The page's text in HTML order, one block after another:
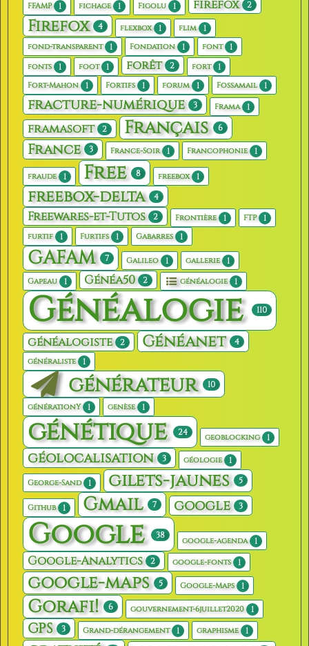
FFAMP 1 fichage 1 Figolu 1 firefox 2
Firefox 4 flexbox 1 flim 1
fond-transparent 1 Fondation 1 font 1
fonts 1 foot 1 forêt 2 fort 1
Fort-Mahon 1 Fortifs 1 forum 1 Fossamail 1
fracture-numérique 3 Frama 1
framasoft 2 Français 6
France 3 France-Soir 1 Francophonie 1
fraude 1 Free 8 freebox 1
freebox-delta 4
Freewares-et-Tutos 2 Frontière 1 FTP 1
furtif 1 Furtifs 1 Gabarres 1
GAFAM 7 Galileo 1 gallerie 1
Gapeau 1 Généa50 2 généalogie 1
Généalogie 110
généalogiste 2 Généanet 4
généraliste 1
générateur 10
générationY 1 genèse 1
génétique 24 geoblocking 1
géolocalisation 3 géologie 1
George-Sand 1 gilets-jaunes 5
Github 1 Gmail 7 google 3
Google 38
google-agenda 1
Google-Analytics 2 google-fonts 1
google-maps 5 Google-Maps 1
Gorafi! 6 gouvernement-6juillet2020 1
GPS 3 Grand-dérangement 1 graphisme 1